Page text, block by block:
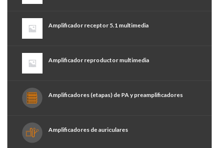
Amplificador receptor 5.1 multimedia
Amplificador reproductor multimedia
Amplificadores (etapas) de PA y preamplificadores
Amplificadores de auriculares